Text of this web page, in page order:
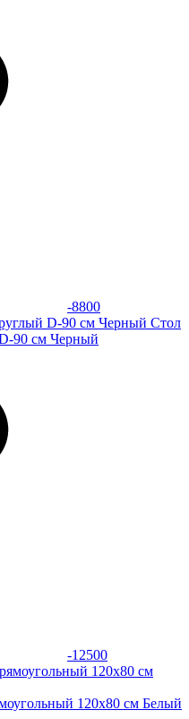
-8800
Стол
90 см Черный
-12500
120х80 см Белый